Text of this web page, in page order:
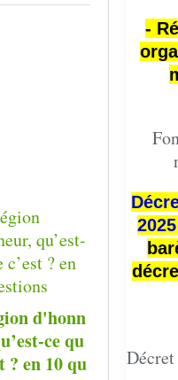
d'honn
ce qu
? en 10 qu
-
2025